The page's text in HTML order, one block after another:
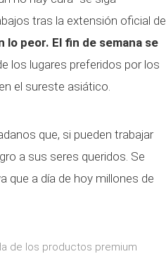
tras la extensión oficial de
lo peor. El fin de semana se
los lugares preferidos por los
el sureste asiático.
que, si pueden trabajar
a sus seres queridos. Se
que a día de hoy millones de
de los productos premium